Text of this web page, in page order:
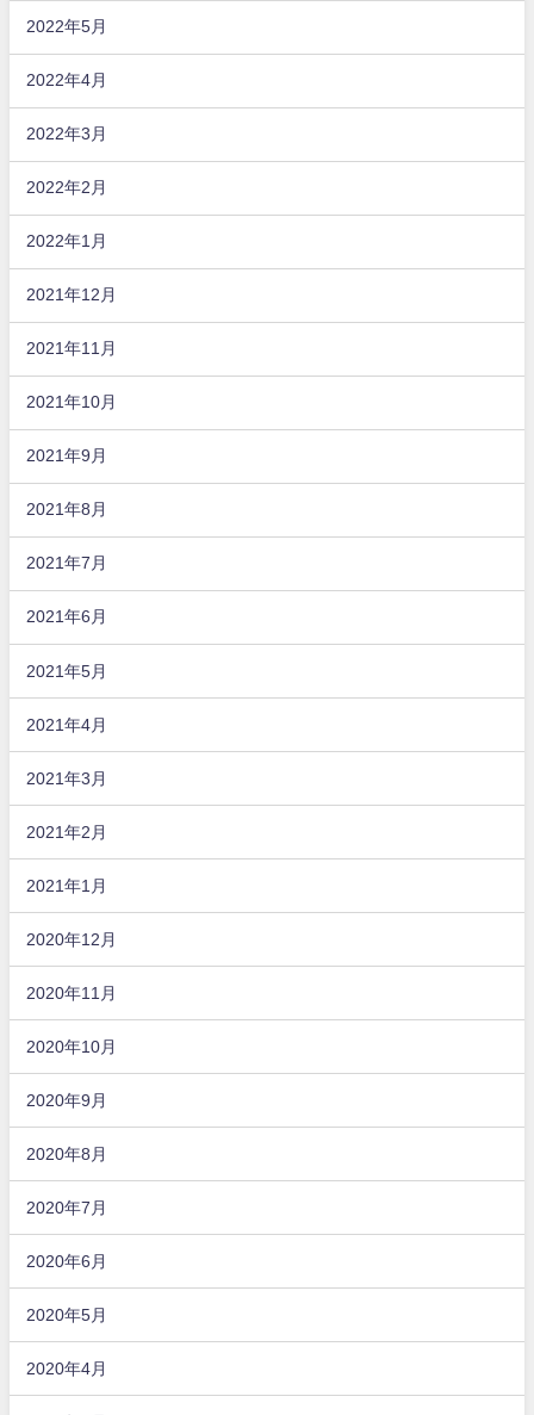
2022年5月
2022年4月
2022年3月
2022年2月
2022年1月
2021年12月
2021年11月
2021年10月
2021年9月
2021年8月
2021年7月
2021年6月
2021年5月
2021年4月
2021年3月
2021年2月
2021年1月
2020年12月
2020年11月
2020年10月
2020年9月
2020年8月
2020年7月
2020年6月
2020年5月
2020年4月